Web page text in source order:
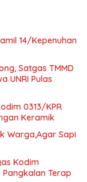
14/Kepenuhan
Satgas TMMD
UNRI Pulas
0313/KPR
Keramik
Warga,Agar Sapi
Kodim
Pangkalan Terap